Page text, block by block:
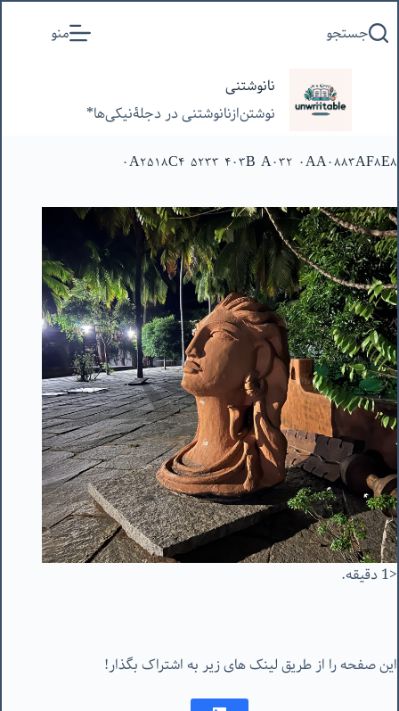
به
جستجو منو
نانوشتنی
نوشتن‌از‌نانوشتنی‌ در‌ دجلۀنیکی‌ها*
0A2518C4-5233-403B-A032-0AA0883AF8E8
<1 دقیقه.
این صفحه را از طریق لینک های زیر به اشتراک بگذار!